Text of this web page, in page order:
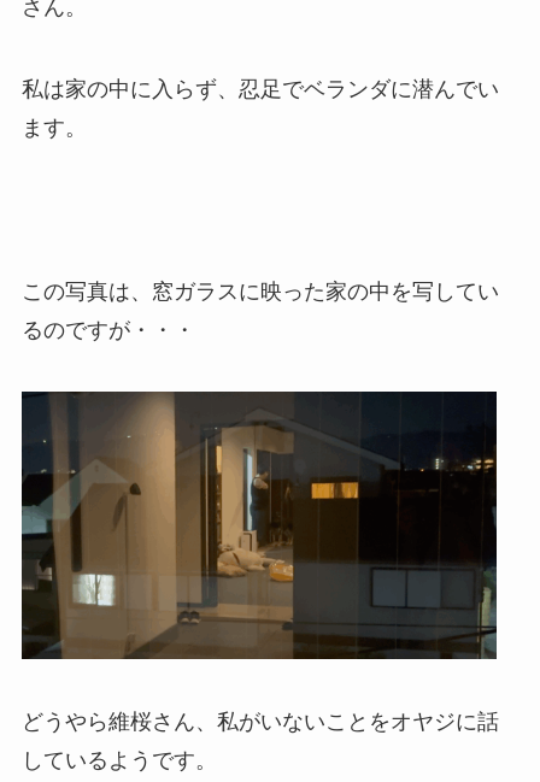
さん。
私は家の中に入らず、忍足でベランダに潜んでい
ます。
この写真は、窓ガラスに映った家の中を写してい
るのですが・・・
どうやら維桜さん、私がいないことをオヤジに話
しているようです。